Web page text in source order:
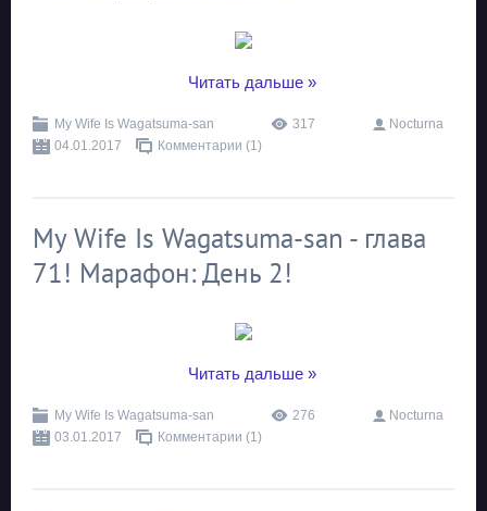
Читать дальше »
My Wife Is Wagatsuma-san 317
Nocturna
04.01.2017
Комментарии (1)
My Wife Is Wagatsuma-san - глава
71! Марафон: День 2!
Читать дальше »
My Wife Is Wagatsuma-san 276
Nocturna
03.01.2017
Комментарии (1)